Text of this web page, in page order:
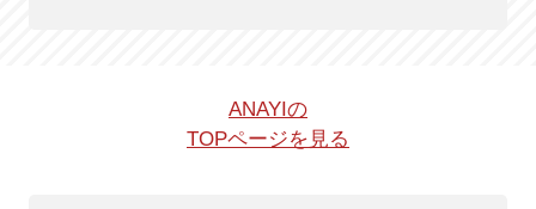
ANAYIの
TOPページを見る